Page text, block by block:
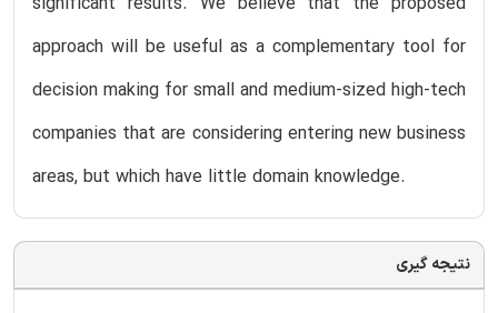
approach will be useful as a complementary tool for
decision making for small and medium-sized high-tech
companies that are considering entering new business
areas, but which have little domain knowledge.
نتیجه گیری